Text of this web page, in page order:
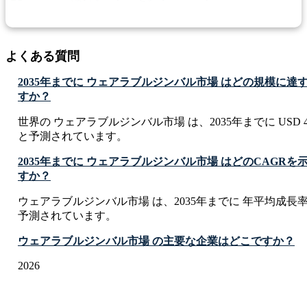
よくある質問
2035年までに ウェアラブルジンバル市場 はどの規模に達
すか？
世界の ウェアラブルジンバル市場 は、2035年までに USD
と予測されています。
2035年までに ウェアラブルジンバル市場 はどのCAGRを
すか？
ウェアラブルジンバル市場 は、2035年までに 年平均成長
予測されています。
ウェアラブルジンバル市場 の主要な企業はどこですか？
2026